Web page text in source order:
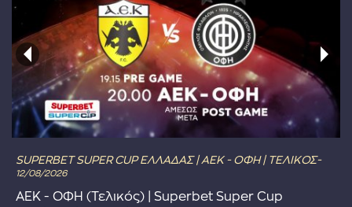
SUPERBET SUPER CUP ΕΛΛΑΔΑΣ | ΑΕΚ - ΟΦΗ | ΤΕΛΙΚΟΣ-
12/08/2026
ΑΕΚ - ΟΦΗ (Τελικός) | Superbet Super Cup